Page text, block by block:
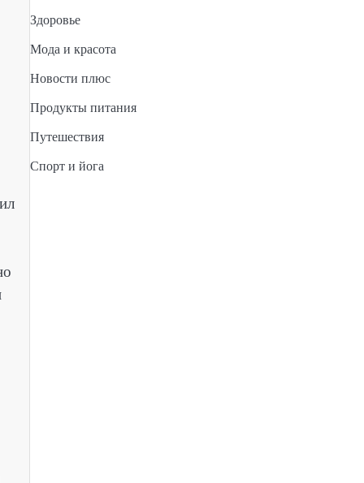
Здоровье
Мода и красота
Новости плюс
Продукты питания
Путешествия
Спорт и йога